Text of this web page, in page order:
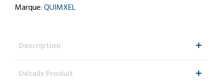
Marque:QUIMXEL
Description
Détails Produit